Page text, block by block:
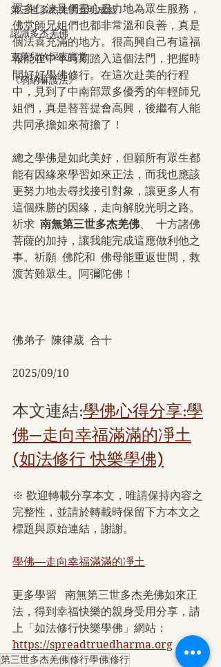
第三世多杰羌佛五明成就
認識多杰羌佛
克萊兒的深夜實堂
《弱納嘛護法》
眾多仁波且們盡心盡力地為眾生服務，
佛堂師兄姐們也都非常溫和良善，真是
個法喜充滿的地方。很高興自己有這福
報能在中年時期踏入這個法門，把握時
間好好學佛修行。在這次赴美的行程
中，見到了中南部眾多優秀的年輕師兄
姐們，真是替菩提會高興，後繼有人能
共同承擔如來荷擔了！
總之學佛是如此美好，但願所有眾生都
能有因緣來學習如來正法，而我也應該
更努力地去尋找接引對象，讓更多人有
這個殊勝的因緣，走向解脫光明之路。
祈求 南無第三世多杰羌佛 、  十方諸佛
菩薩的加持，讓我能完成這應做利他之
事。祈願  佛陀和  佛母能重返世間，救
渡苦難眾生。阿彌陀佛！
佛弟子  陳律葳  合十
2025/09/10
本文連結:學佛心得分享:學
佛—走向幸福滿滿的凈土
(如法修行 快樂學佛)
※ 歡迎轉載分享本文，唯請保持內容之
完整性，並請於轉載時保留下方本文之
標題與原始連結，謝謝。
學佛—走向幸福滿滿的凈土
更多學習   南無第三世多杰羌佛如來正
法，得到幸福快樂的親身受用分享，請
上「如法修行快樂學佛」網站：
https://spreadtruedharma.org
第三世多杰羌佛修行學佛修行